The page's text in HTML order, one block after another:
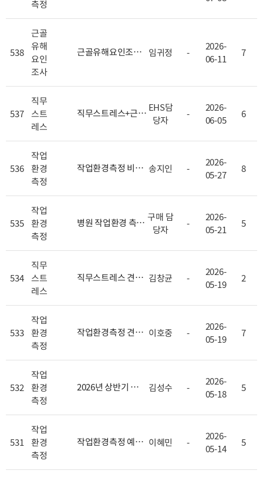
측정
적 요청[+ 1]
538
근골
유해
요인
조사
근골유해요인조사
임귀정 -
2026-
06-11
7
537
직무
스트
레스
직무스트레스+근골
견적 문의드립니다.
EHS담
당자
-
2026-
06-05
6
536
작업
환경
측정
작업환경측정 비용 송지인 -
2026-
05-27
8
535
작업
환경
측정
병원 작업환경 측정 구매 담
당자
-
2026-
05-21
5
534
직무
스트
레스
직무스트레스 견적
청 건입니다.[+ 1]
김창균 -
2026-
05-19
2
533
작업
환경
측정
작업환경측정 견적 이호중 -
2026-
05-19
7
532
작업
환경
측정
2026년 상반기 작업
김성수 -
2026-
05-18
5
531
작업
환경
측정
작업환경측정 예비
[+ 1]
이혜민 -
2026-
05-14
5